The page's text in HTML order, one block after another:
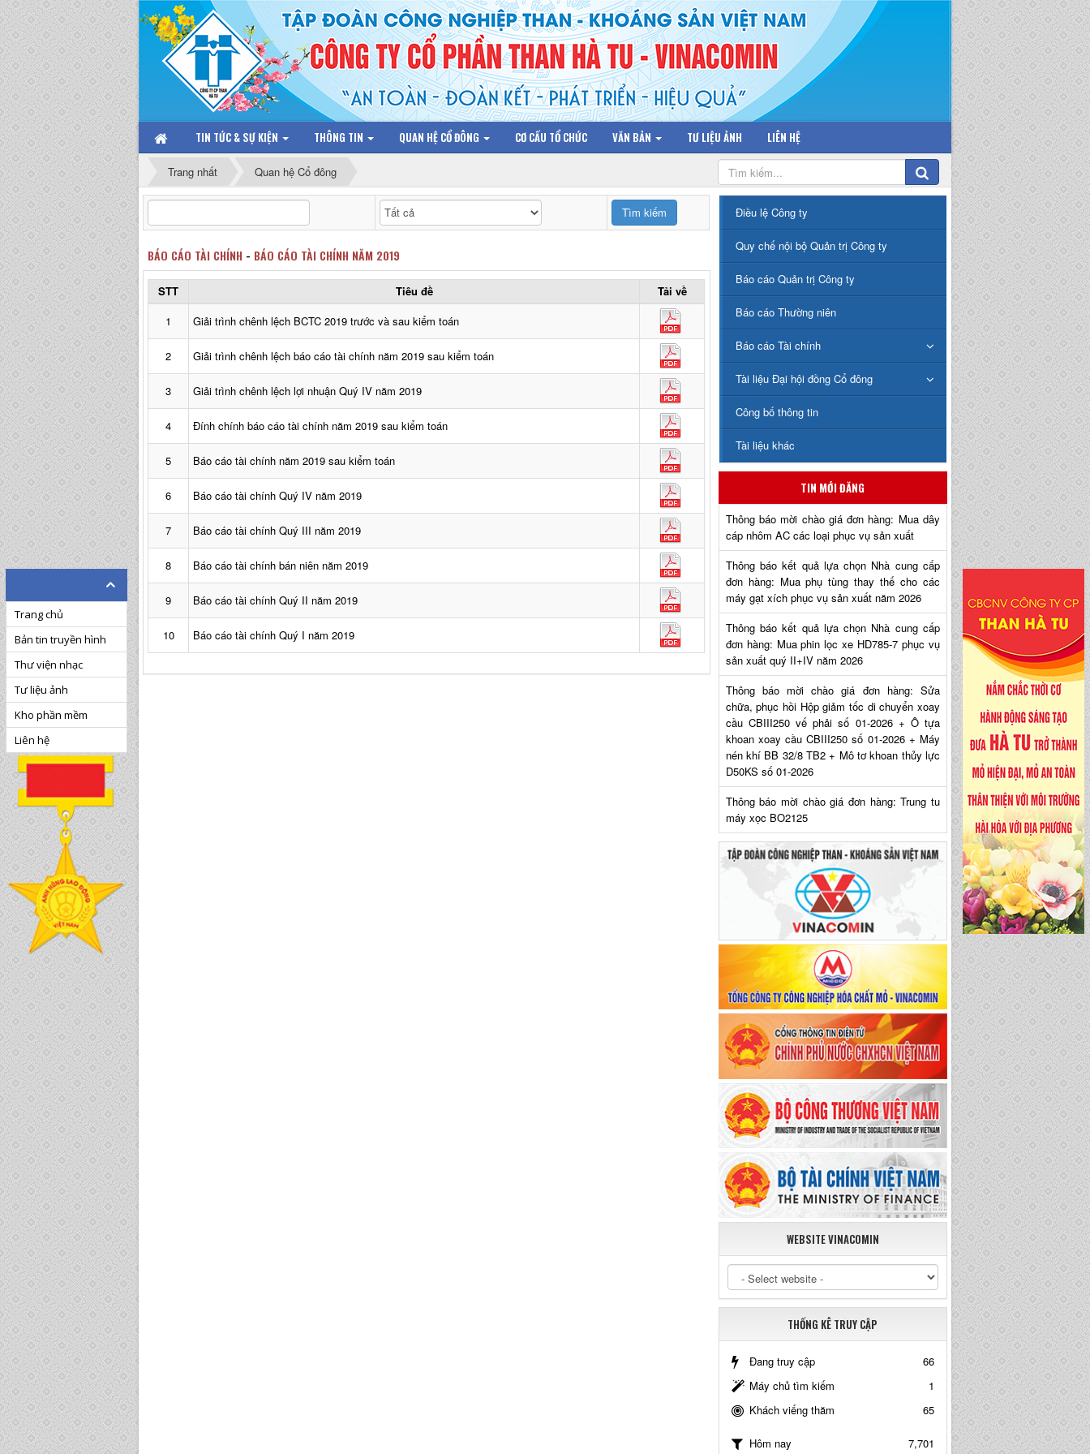
TIN TỨC & SỰ KIỆN THÔNG TIN QUAN HỆ CỔ ĐÔNG CƠ CẤU TỔ CHỨC VĂN BẢN TƯ LIỆU ẢNH LIÊN HỆ
Trang nhất Quan hệ Cổ đông
BÁO CÁO TÀI CHÍNH - BÁO CÁO TÀI CHÍNH NĂM 2019
STT Tiêu đề
Tải về
1
Giải trình chênh lệch BCTC 2019 trước và sau kiểm toán
2 Giải trình chênh lệch báo cáo tài chính năm 2019 sau kiểm toán
3 Giải trình chênh lệch lợi nhuận Quý IV năm 2019
4 Đính chính báo cáo tài chính năm 2019 sau kiểm toán
5 Báo cáo tài chính năm 2019 sau kiểm toán
6 Báo cáo tài chính Quý IV năm 2019
7 Báo cáo tài chính Quý III năm 2019
8 Báo cáo tài chính bán niên năm 2019
9 Báo cáo tài chính Quý II năm 2019
10 Báo cáo tài chính Quý I năm 2019
Điều lệ Công ty
Quy chế nội bộ Quản trị Công ty
Báo cáo Quản trị Công ty
Báo cáo Thường niên
Báo cáo Tài chính
Tài liệu Đại hội đồng Cổ đông
Công bố thông tin
Tài liệu khác
TIN MỚI ĐĂNG
Thông báo mời chào giá đơn hàng: Mua dây
cáp nhôm AC các loại phục vụ sản xuất
Thông báo kết quả lựa chọn Nhà cung cấp
đơn hàng: Mua phụ tùng thay thế cho các
máy gạt xích phục vụ sản xuất năm 2026
Thông báo kết quả lựa chọn Nhà cung cấp
đơn hàng: Mua phin lọc xe HD785-7 phục vụ
sản xuất quý II+IV năm 2026
Thông báo mời chào giá đơn hàng: Sửa
chữa, phục hồi Hộp giảm tốc di chuyển xoay
cầu CBIII250 vế phải số 01-2026 + Ô tựa
khoan xoay cầu CBIII250 số 01-2026 + Máy
nén khí BB 32/8 TB2 + Mô tơ khoan thủy lực
D50KS số 01-2026
Thông báo mời chào giá đơn hàng: Trung tu
máy xọc BO2125
WEBSITE VINACOMIN
THỐNG KÊ TRUY CẬP
Đang truy cập
66
Máy chủ tìm kiếm
1
Khách viếng thăm
65
Hôm nay 7,701
Trang chủ
Bản tin truyền hình
Thư viện nhạc
Tư liệu ảnh
Kho phần mềm
Liên hệ